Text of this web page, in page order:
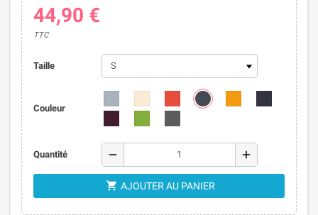
44,90 €
TTC
Taille
Couleur
Quantité remove add
 AJOUTER AU PANIER